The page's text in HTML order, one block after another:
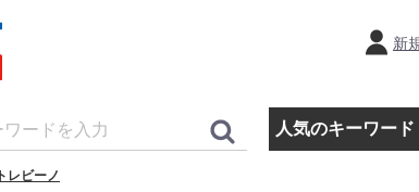
新
人気のキーワード
トレビーノ